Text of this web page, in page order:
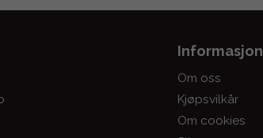
Informasjon
Om oss
Kjøpsvilkår
Om cookies